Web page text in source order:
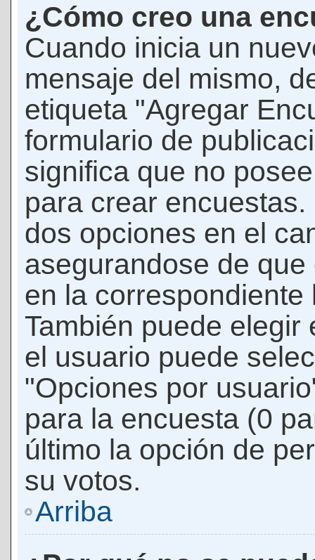
¿Cómo creo una
Cuando inicia un
mensaje del mismo,
etiqueta "Agregar
formulario de
significa que no
para crear
dos opciones en el
asegurandose de
en la
También puede
el usuario puede
"Opciones por
para la encuesta (0
último la opción de
su votos.
Arriba